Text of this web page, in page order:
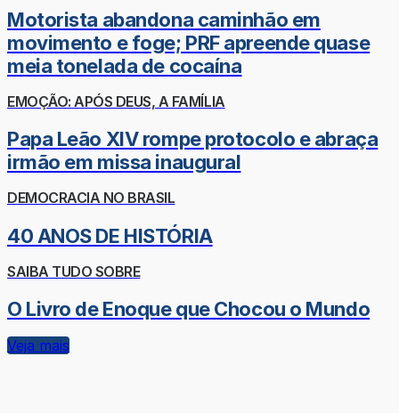
Motorista abandona caminhão em
movimento e foge; PRF apreende quase
meia tonelada de cocaína
EMOÇÃO: APÓS DEUS, A FAMÍLIA
Papa Leão XIV rompe protocolo e abraça
irmão em missa inaugural
DEMOCRACIA NO BRASIL
40 ANOS DE HISTÓRIA
SAIBA TUDO SOBRE
O Livro de Enoque que Chocou o Mundo
Veja mais